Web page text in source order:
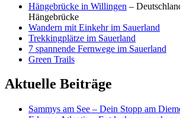
Hängebrücke in Willingen –
Hängebrücke
Wandern mit Einkehr im Sauerland
Trekkingplätze im Sauerland
7 spannende Fernwege im Sauerland
Green Trails
Aktuelle Beiträge
Sammys am See – Dein Stopp am